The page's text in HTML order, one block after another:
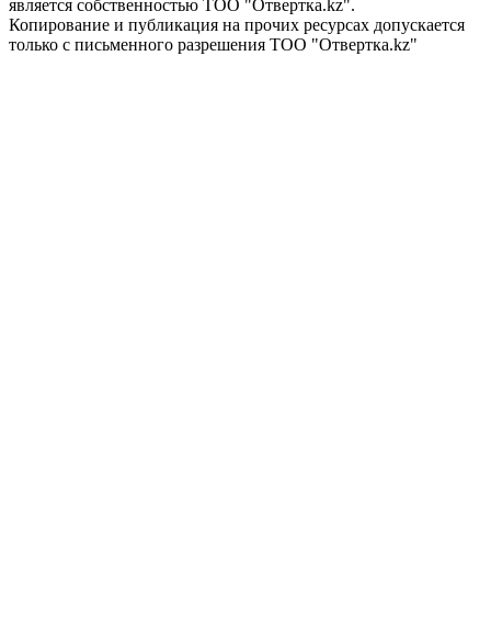
является собственностью ТОО "Отвертка.kz".
Копирование и публикация на прочих ресурсах допускается
только с письменного разрешения ТОО "Отвертка.kz"